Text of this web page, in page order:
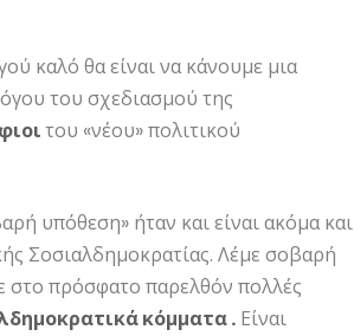
καλό θα είναι να κάνουμε μια
του σχεδιασμού της
του «νέου» πολιτικού
υπόθεση» ήταν και είναι ακόμα και
Σοσιαλδημοκρατίας. Λέμε σοβαρή
στο πρόσφατο παρελθόν πολλές
κόμματα . Είναι